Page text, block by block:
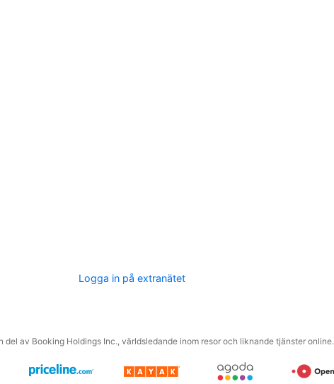
Logga in på extranätet
del av Booking Holdings Inc., världsledande inom resor och liknande tjänster online.